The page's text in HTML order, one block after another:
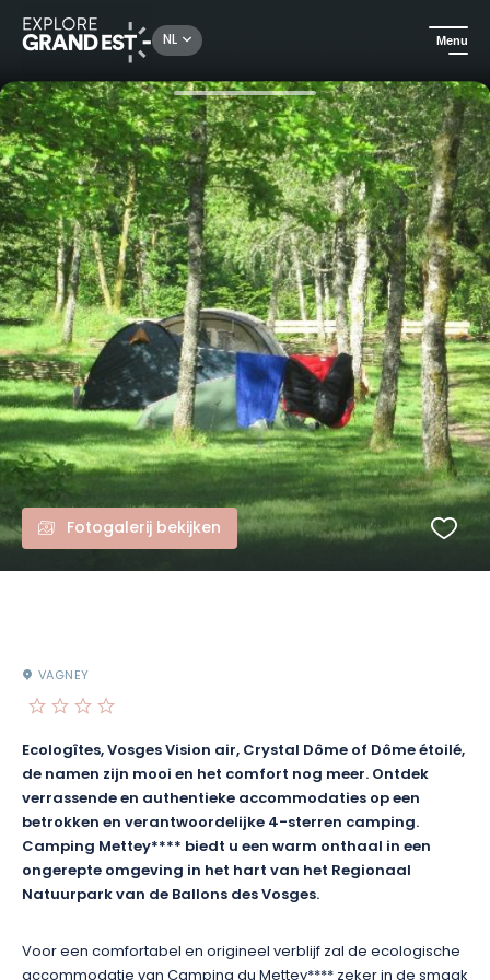
NL Menu
Kijk je ogen uit in de Grand Est Campings en huurmogelijkheden in de buitenlucht
Fotogalerij bekijken
VAGNEY
Ecologîtes, Vosges Vision air, Crystal Dôme of Dôme étoilé,
de namen zijn mooi en het comfort nog meer. Ontdek
verrassende en authentieke accommodaties op een
betrokken en verantwoordelijke 4-sterren camping.
Camping Mettey**** biedt u een warm onthaal in een
ongerepte omgeving in het hart van het Regionaal
Natuurpark van de Ballons des Vosges.
Voor een comfortabel en origineel verblijf zal de ecologische